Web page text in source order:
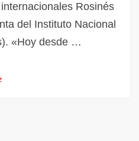
Rosinés
del Instituto Nacional
«Hoy desde …